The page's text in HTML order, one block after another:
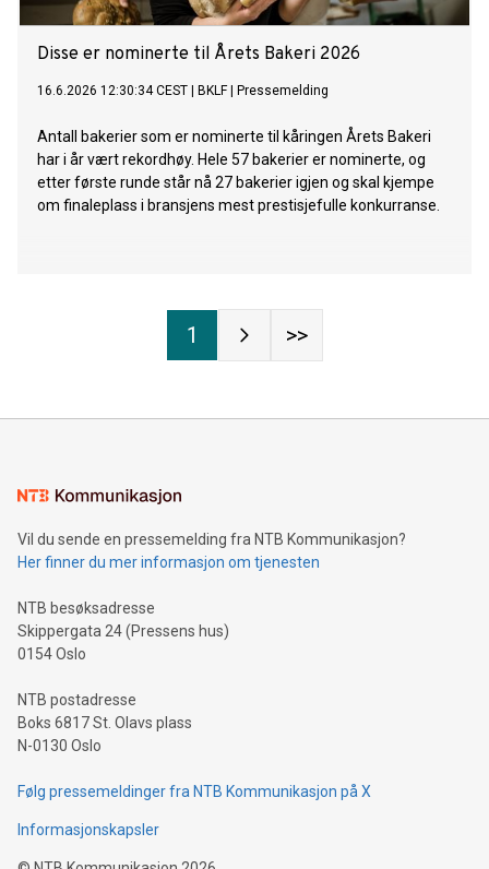
Disse er nominerte til Årets Bakeri 2026
16.6.2026 12:30:34 CEST BKLF| Pressemelding
Antall bakerier som er nominerte til kåringen Årets Bakeri
har i år vært rekordhøy. Hele 57 bakerier er nominerte, og
etter første runde står nå 27 bakerier igjen og skal kjempe
om finaleplass i bransjens mest prestisjefulle konkurranse.
1 >>
Vil du sende en pressemelding fra NTB Kommunikasjon?
Her finner du mer informasjon om tjenesten
NTB besøksadresse
Skippergata 24 (Pressens hus)
0154 Oslo
NTB postadresse
Boks 6817 St. Olavs plass
N-0130 Oslo
Følg pressemeldinger fra NTB Kommunikasjon på X
Informasjonskapsler